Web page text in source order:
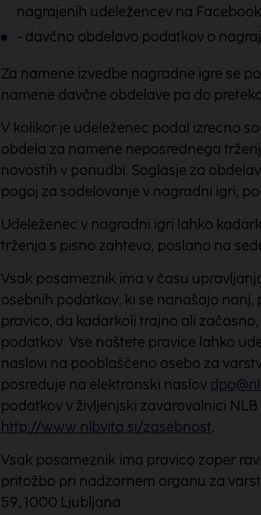
nagrajenih udeležencev na
- davčno obdelavo podatkov o
Za namene izvedbe nagradne igre se
namene davčne obdelave pa do
V kolikor je udeleženec podal izrecno
obdela za namene neposrednega
novostih v ponudbi. Soglasje za
pogoj za sodelovanje v nagradni igri,
Udeleženec v nagradni igri lahko
trženja s pisno zahtevo, poslano na
Vsak posameznik ima v času
osebnih podatkov, ki se nanašajo
pravico, da kadarkoli trajno ali
podatkov. Vse naštete pravice lahko
naslovi na pooblaščeno osebo za
posreduje na elektronski naslov
podatkov v življenjski zavarovalnici
http://www.nlbvita.si/zasebnost.
Vsak posameznik ima pravico zoper
pritožbo pri nadzornem organu za
59, 1000 Ljubljana.